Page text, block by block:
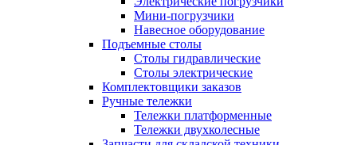
Мини-погрузчики
Навесное оборудование
Подъемные столы
Столы гидравлические
Столы электрические
Комплектовщики заказов
Ручные тележки
Тележки платформенные
Тележки двухколесные